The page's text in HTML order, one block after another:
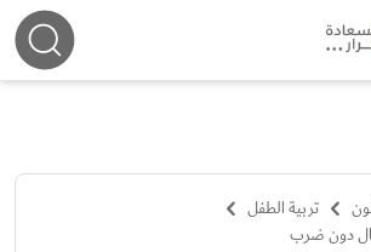
تربية الطفل
دون ضرب